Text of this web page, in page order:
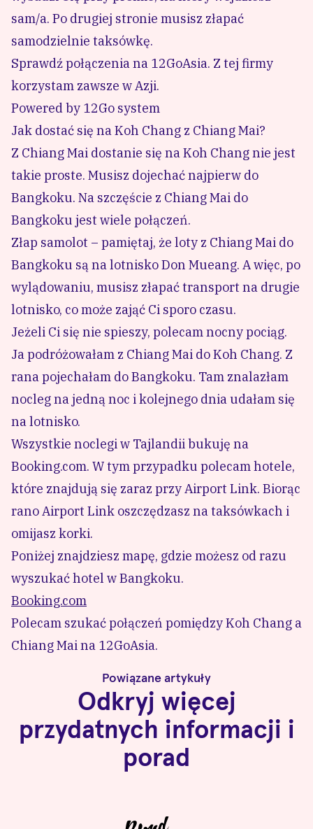
sam/a. Po drugiej stronie musisz złapać
samodzielnie taksówkę.
Sprawdź połączenia na 12GoAsia. Z tej firmy
korzystam zawsze w Azji.
Powered by 12Go system
Jak dostać się na Koh Chang z Chiang Mai?
Z Chiang Mai dostanie się na Koh Chang nie jest
takie proste. Musisz dojechać najpierw do
Bangkoku. Na szczęście z Chiang Mai do
Bangkoku jest wiele połączeń.
Złap samolot – pamiętaj, że loty z Chiang Mai do
Bangkoku są na lotnisko Don Mueang. A więc, po
wylądowaniu, musisz złapać transport na drugie
lotnisko, co może zająć Ci sporo czasu.
Jeżeli Ci się nie spieszy, polecam nocny pociąg.
Ja podróżowałam z Chiang Mai do Koh Chang. Z
rana pojechałam do Bangkoku. Tam znalazłam
nocleg na jedną noc i kolejnego dnia udałam się
na lotnisko.
Wszystkie noclegi w Tajlandii bukuję na
Booking.com. W tym przypadku polecam hotele,
które znajdują się zaraz przy Airport Link. Biorąc
rano Airport Link oszczędzasz na taksówkach i
omijasz korki.
Poniżej znajdziesz mapę, gdzie możesz od razu
wyszukać hotel w Bangkoku.
Booking.com
Polecam szukać połączeń pomiędzy Koh Chang a
Chiang Mai na 12GoAsia.
Powiązane artykuły
Odkryj więcej
przydatnych informacji i
porad